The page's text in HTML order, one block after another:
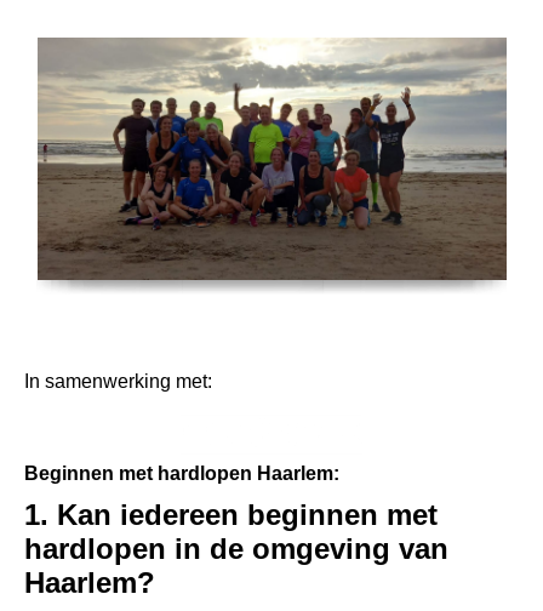
In samenwerking met:
Beginnen met hardlopen Haarlem:
1. Kan iedereen beginnen met
hardlopen in de omgeving van
Haarlem?